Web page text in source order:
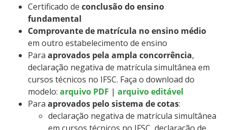
Certificado de conclusão do ensino
fundamental
Comprovante de matrícula no ensino médio
em outro estabelecimento de ensino
Para aprovados pela ampla concorrência,
declaração negativa de matrícula simultânea em
cursos técnicos no IFSC. Faça o download do
modelo: arquivo PDF | arquivo editável
Para aprovados pelo sistema de cotas:
declaração negativa de matrícula simultânea